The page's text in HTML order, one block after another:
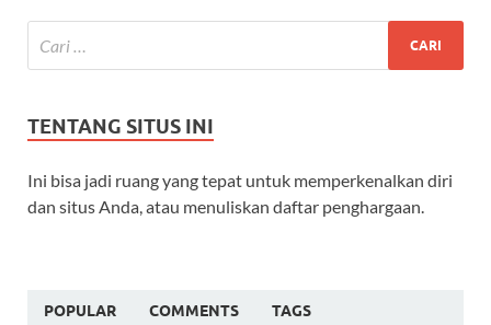
TENTANG SITUS INI
Ini bisa jadi ruang yang tepat untuk memperkenalkan diri
dan situs Anda, atau menuliskan daftar penghargaan.
POPULAR COMMENTS TAGS